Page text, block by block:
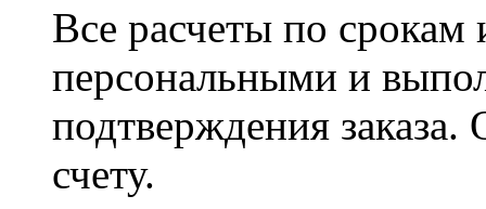
Все расчеты по срокам
персональными и
подтверждения заказа.
счету.